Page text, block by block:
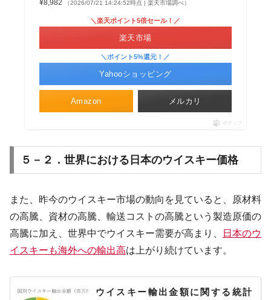
¥8,982 （2026/07/21 14:24:52時点 | 楽天市場調べ）
Amazon
＼楽天ポイント5倍セール！／
楽天市場
＼ポイント5%還元！／
Yahooショッピング
メルカリ
ポチップ
５－２．世界における日本のウイスキー価格
また、昨今のウイスキー市場の動向を見ていると、原材料
の高騰、資材の高騰、輸送コストの高騰という製造原価の
高騰に加え、世界中でウイスキー需要が高まり、
日本のウ
イスキーも海外への輸出高は上がり続けています。
ウイスキー輸出金額に関する統計